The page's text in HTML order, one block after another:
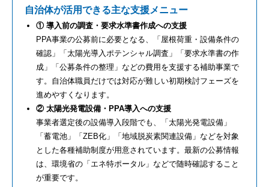
自治体が活用できる主な支援メニュー
① 導入前の調査・要求水準書作成への支援
PPA事業の公募前に必要となる、「屋根荷重・設備条件の
確認」「太陽光導入ポテンシャル調査」「要求水準書の作
成」「公募条件の整理」などの費用を支援する補助事業で
す。自治体職員だけでは対応が難しい初期検討フェーズを
進めやすくなります。
② 太陽光発電設備・PPA導入への支援
事業者選定後の設備導入段階でも、「太陽光発電設備」
「蓄電池」「ZEB化」「地域脱炭素関連設備」などを対象
とした各種補助制度が用意されています。最新の公募情報
は、環境省の「エネ特ポータル」などで随時確認すること
が重要です。